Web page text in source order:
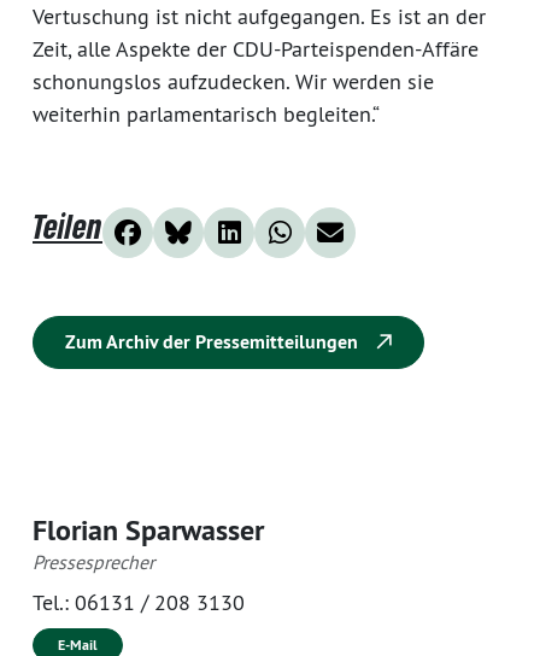
Vertuschung ist nicht aufgegangen. Es ist an der
Zeit, alle Aspekte der CDU-Parteispenden-Affäre
schonungslos aufzudecken. Wir werden sie
weiterhin parlamentarisch begleiten.“
Teilen
Zum Archiv der Pressemitteilungen
Florian Sparwasser
Pressesprecher
Tel.: 06131 / 208 3130
E-Mail